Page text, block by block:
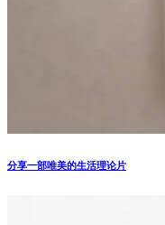
分享一部唯美的生活理论片